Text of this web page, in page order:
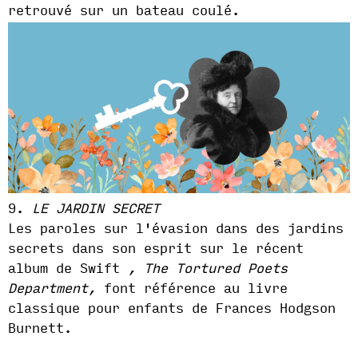
retrouvé sur un bateau coulé.
9.
LE JARDIN SECRET
Les paroles sur l'évasion dans des jardins
secrets dans son esprit sur le récent
album de Swift
, The Tortured Poets
Department,
font référence au livre
classique pour enfants de Frances Hodgson
Burnett.